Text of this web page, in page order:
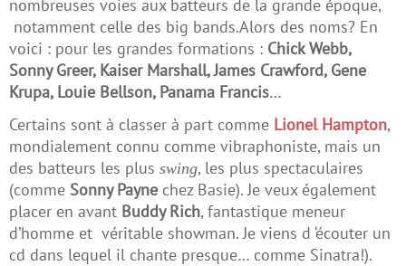
nombreuses voies aux batteurs de la grande époque,
notamment celle des big bands.Alors des noms? En
voici : pour les grandes formations : Chick Webb,
Sonny Greer, Kaiser Marshall, James Crawford, Gene
Krupa, Louie Bellson, Panama Francis…
Certains sont à classer à part comme Lionel Hampton,
mondialement connu comme vibraphoniste, mais un
des batteurs les plus swing, les plus spectaculaires
(comme Sonny Payne chez Basie). Je veux également
placer en avant Buddy Rich, fantastique meneur
d’homme et véritable showman. Je viens d ‘écouter un
cd dans lequel il chante presque… comme Sinatra!).